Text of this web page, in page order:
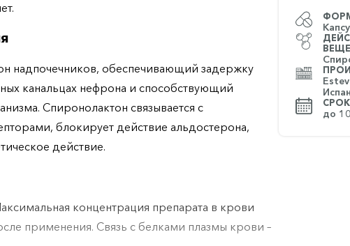
до
надпочечников, обеспечивающий задержку
канальцах нефрона и способствующий
Спиронолактон связывается с
блокирует действие альдостерона,
действие.
концентрация препарата в крови
применения. Связь с белками плазмы крови –